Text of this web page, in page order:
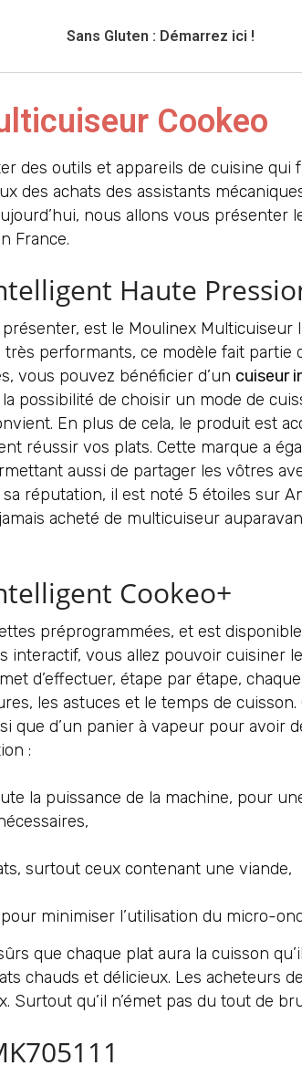
Sans Gluten : Démarrez ici !
Cookeo
des outils et appareils de cuisine
des achats des assistants
nous allons vous présenter
France.
Haute
est le Moulinex
performants, ce modèle fait
vous pouvez bénéficier d’un cuiseur
possibilité de choisir un mode de
En plus de cela, le produit est
réussir vos plats. Cette marque a
aussi de partager les vôtres
réputation, il est noté 5 étoiles sur
acheté de multicuiseur
Cookeo+
préprogrammées, et est
interactif, vous allez pouvoir cuisiner
d’effectuer, étape par étape,
les astuces et le temps de
que d’un panier à vapeur pour avoir
:
la puissance de la machine, pour
surtout ceux contenant une viande,
minimiser l’utilisation du micro-
que chaque plat aura la cuisson
chauds et délicieux. Les acheteurs
qu’il n’émet pas du tout de